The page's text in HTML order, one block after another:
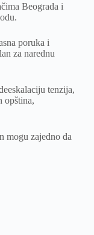
Beograda i
poruka i
za narednu
tenzija,
opština,
mogu zajedno da